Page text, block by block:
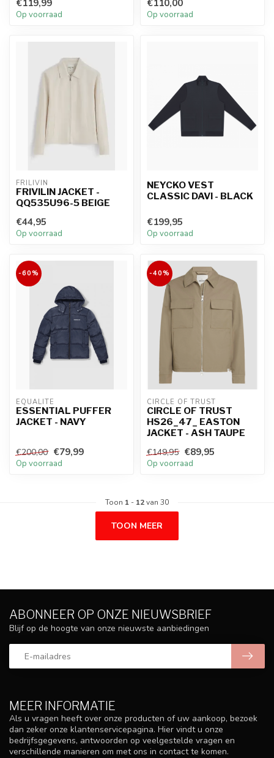
€119,99
Op voorraad
€110,00
Op voorraad
FRILIVIN
FRIVILIN JACKET -
QQ535U96-5 BEIGE
€44,95
Op voorraad
NEYCKO VEST
CLASSIC DAVI - BLACK
€199,95
Op voorraad
-60%
EQUALITÉ
ESSENTIAL PUFFER
JACKET - NAVY
€200,00 €79,99
Op voorraad
-40%
CIRCLE OF TRUST
CIRCLE OF TRUST
HS26_47_ EASTON
JACKET - ASH TAUPE
€149,95 €89,95
Op voorraad
Toon 1 - 12van 30
TOON MEER
MEER INFORMATIE
Als u vragen heeft over onze producten of uw aankoop, bezoek
dan zeker onze klantenservicepagina. Hier vindt u onze
bedrijfsgegevens, antwoorden op veelgestelde vragen en
verschillende manieren om met ons in contact te komen.
ABONNEER OP ONZE NIEUWSBRIEF
Blijf op de hoogte van onze nieuwste aanbiedingen